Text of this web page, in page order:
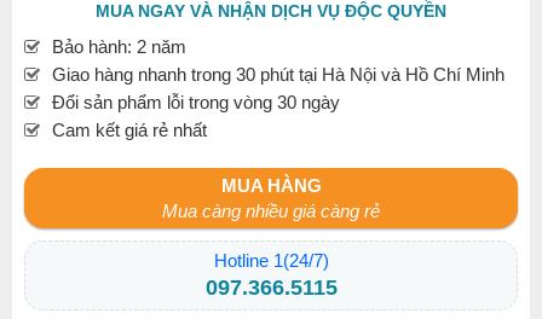
MUA NGAY VÀ NHẬN DỊCH VỤ ĐỘC QUYỀN
Bảo hành: 2 năm
Giao hàng nhanh trong 30 phút tại Hà Nội và Hồ Chí Minh
Đổi sản phẩm lỗi trong vòng 30 ngày
Cam kết giá rẻ nhất
MUA HÀNG
Mua càng nhiều giá càng rẻ
Hotline 1(24/7)
097.366.5115